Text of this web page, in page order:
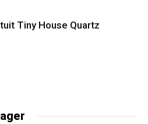
Tiny House Quartz